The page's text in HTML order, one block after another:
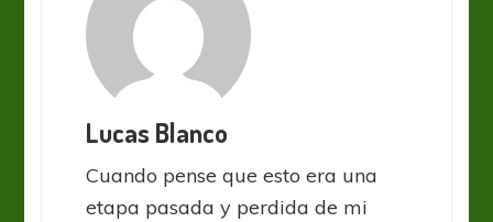
Lucas Blanco
Cuando pense que esto era una
etapa pasada y perdida de mi